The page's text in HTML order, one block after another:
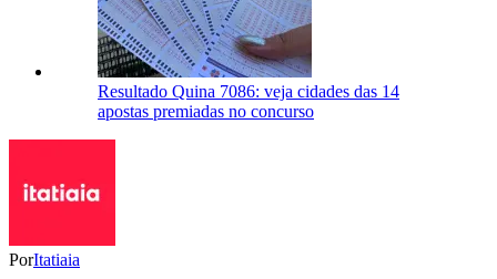
Resultado Quina 7086: veja cidades das 14
apostas premiadas no concurso
PorItatiaia